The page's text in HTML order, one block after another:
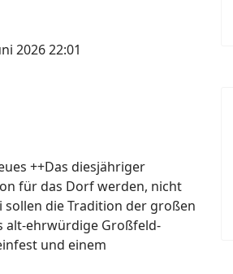
2026 22:01
++Das diesjähriger
für das Dorf werden, nicht
sollen die Tradition der großen
alt-ehrwürdige Großfeld-
und einem